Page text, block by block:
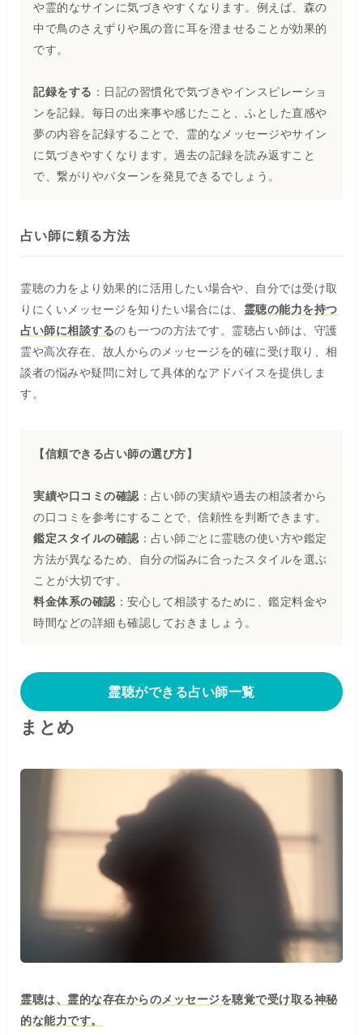
や霊的なサインに気づきやすくなります。例えば、森の
中で鳥のさえずりや風の音に耳を澄ませることが効果的
です。
記録をする ：日記の習慣化で気づきやインスピレーショ
ンを記録。毎日の出来事や感じたこと、ふとした直感や
夢の内容を記録することで、霊的なメッセージやサイン
に気づきやすくなります。過去の記録を読み返すこと
で、繋がりやパターンを発見できるでしょう。
占い師に頼る方法
霊聴の力をより効果的に活用したい場合や、自分では受け取
りにくいメッセージを知りたい場合には、 霊聴の能力を持つ
占い師に相談するのも一つの方法です。霊聴占い師は、守護
霊や高次存在、故人からのメッセージを的確に受け取り、相
談者の悩みや疑問に対して具体的なアドバイスを提供しま
す。
【信頼できる占い師の選び方】
実績や口コミの確認：占い師の実績や過去の相談者から
の口コミを参考にすることで、信頼性を判断できます。
鑑定スタイルの確認：占い師ごとに霊聴の使い方や鑑定
方法が異なるため、自分の悩みに合ったスタイルを選ぶ
ことが大切です。
料金体系の確認：安心して相談するために、鑑定料金や
時間などの詳細も確認しておきましょう。
霊聴ができる占い師一覧
まとめ
霊聴は、霊的な存在からのメッセージを聴覚で受け取る神秘
的な能力です。